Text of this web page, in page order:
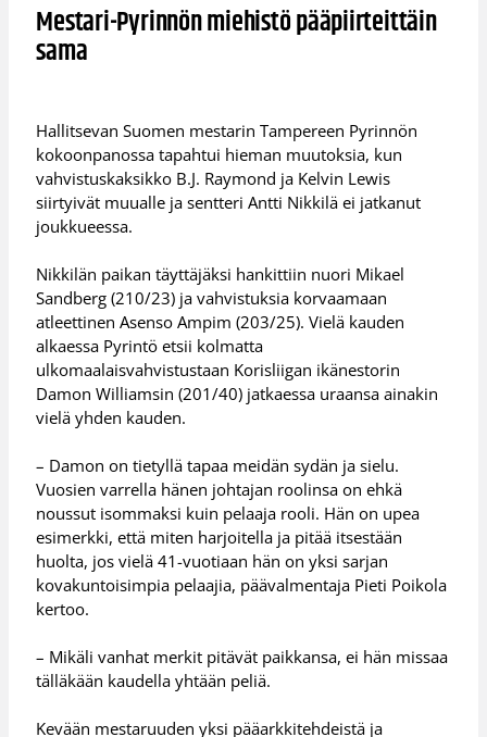
Mestari-Pyrinnön miehistö pääpiirteittäin
sama
Hallitsevan Suomen mestarin Tampereen Pyrinnön
kokoonpanossa tapahtui hieman muutoksia, kun
vahvistuskaksikko B.J. Raymond ja Kelvin Lewis
siirtyivät muualle ja sentteri Antti Nikkilä ei jatkanut
joukkueessa.
Nikkilän paikan täyttäjäksi hankittiin nuori Mikael
Sandberg (210/23) ja vahvistuksia korvaamaan
atleettinen Asenso Ampim (203/25). Vielä kauden
alkaessa Pyrintö etsii kolmatta
ulkomaalaisvahvistustaan Korisliigan ikänestorin
Damon Williamsin (201/40) jatkaessa uraansa ainakin
vielä yhden kauden.
– Damon on tietyllä tapaa meidän sydän ja sielu.
Vuosien varrella hänen johtajan roolinsa on ehkä
noussut isommaksi kuin pelaaja rooli. Hän on upea
esimerkki, että miten harjoitella ja pitää itsestään
huolta, jos vielä 41-vuotiaan hän on yksi sarjan
kovakuntoisimpia pelaajia, päävalmentaja Pieti Poikola
kertoo.
– Mikäli vanhat merkit pitävät paikkansa, ei hän missaa
tälläkään kaudella yhtään peliä.
Kevään mestaruuden yksi pääarkkitehdeistä ja